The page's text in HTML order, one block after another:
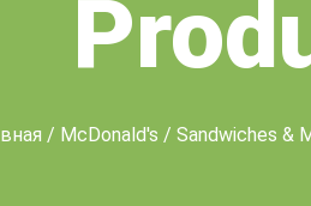
/ McDonald's / Sandwiches &